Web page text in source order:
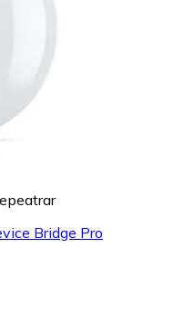
Bridge Pro